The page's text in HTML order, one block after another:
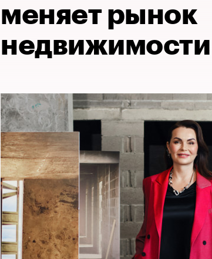
меняет рынок
недвижимости